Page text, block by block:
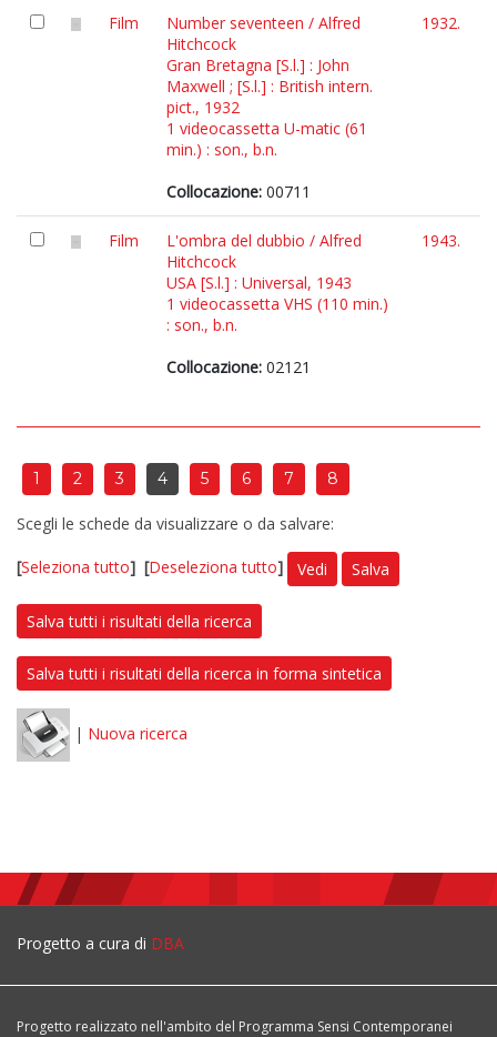
Film
Number seventeen / Alfred
Hitchcock
Gran Bretagna [S.l.] : John
Maxwell ; [S.l.] : British intern.
pict., 1932
1 videocassetta U-matic (61
min.) : son., b.n.
Collocazione: 00711
1932.
Film
L'ombra del dubbio / Alfred
Hitchcock
USA [S.l.] : Universal, 1943
1 videocassetta VHS (110 min.)
: son., b.n.
Collocazione: 02121
1943.
1 2 3 4 5 6 7 8
Scegli le schede da visualizzare o da salvare:
[Seleziona tutto] [Deseleziona tutto] Vedi Salva
Salva tutti i risultati della ricerca
Salva tutti i risultati della ricerca in forma sintetica
| Nuova ricerca
Progetto a cura di DBA
Progetto realizzato nell'ambito del Programma Sensi Contemporanei